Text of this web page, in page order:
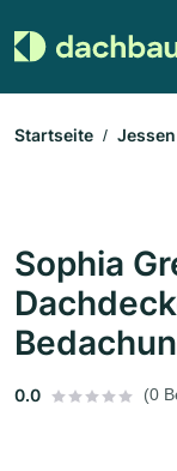
Startseite Jessen
Sophia
0.0 (0